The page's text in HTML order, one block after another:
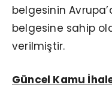
belgesinin
belgesine sahip
verilmiştir.
Güncel Kamu